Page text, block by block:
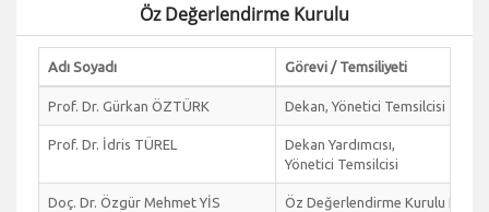
Öz Değerlendirme Kurulu
Adı Soyadı Görevi / Temsiliyeti
Prof. Dr. Gürkan ÖZTÜRK Dekan, Yönetici Temsilcisi
Prof. Dr. İdris TÜREL
Dekan Yardımcısı,
Yönetici Temsilcisi
Doç. Dr. Özgür Mehmet YİS
Öz Değerlendirme Kurulu